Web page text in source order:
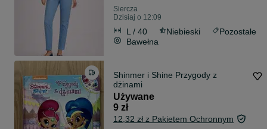
Siercza
Dzisiaj o 12:09
L / 40 Niebieski
Pozostałe
Bawełna
Shinmer i Shine Przygody z
dżinami
Używane
9 zł
12,32 zł z Pakietem Ochronnym